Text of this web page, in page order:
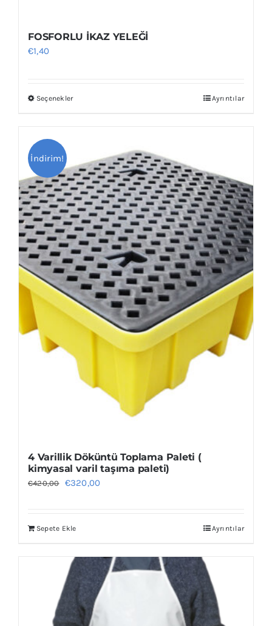
FOSFORLU İKAZ YELEĞİ
€1,40
SeçeneklerBu
varyasyonu
var.
Seçenekler
ürün
sayfasından
seçilebilir
Ayrıntılar
İndirim!
4 Varillik Döküntü Toplama Paleti (
kimyasal varil taşıma paleti)
€420,00
Orijinal
€320,00
Sepete Ekle Ayrıntılar